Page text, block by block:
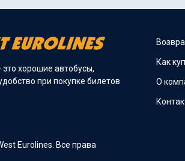
это хорошие автобусы,
при покупке билетов
Eurolines. Все права
Как
О